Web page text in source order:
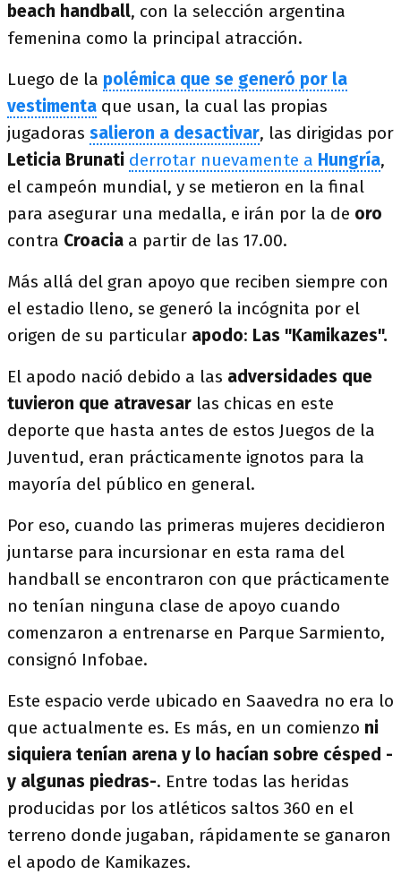
beach handball, con la selección argentina
femenina como la principal atracción.
Luego de la polémica que se generó por la
vestimenta que usan, la cual las propias
jugadoras salieron a desactivar, las dirigidas por
Leticia Brunati derrotar nuevamente a Hungría,
el campeón mundial, y se metieron en la final
para asegurar una medalla, e irán por la de oro
contra Croacia a partir de las 17.00.
Más allá del gran apoyo que reciben siempre con
el estadio lleno, se generó la incógnita por el
origen de su particular apodo: Las "Kamikazes".
El apodo nació debido a las adversidades que
tuvieron que atravesar las chicas en este
deporte que hasta antes de estos Juegos de la
Juventud, eran prácticamente ignotos para la
mayoría del público en general.
Por eso, cuando las primeras mujeres decidieron
juntarse para incursionar en esta rama del
handball se encontraron con que prácticamente
no tenían ninguna clase de apoyo cuando
comenzaron a entrenarse en Parque Sarmiento,
consignó Infobae.
Este espacio verde ubicado en Saavedra no era lo
que actualmente es. Es más, en un comienzo ni
siquiera tenían arena y lo hacían sobre césped -
y algunas piedras-. Entre todas las heridas
producidas por los atléticos saltos 360 en el
terreno donde jugaban, rápidamente se ganaron
el apodo de Kamikazes.